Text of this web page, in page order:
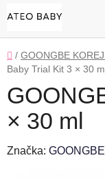
na
obsah
Domov
/ GOONGBE
Baby Trial Kit 3 × 30
× 30 ml
Značka: GOONGBE